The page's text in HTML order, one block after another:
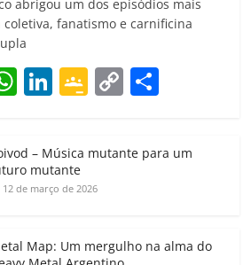
abrigou um dos episódios mais
fanatismo e carnificina
ai
W
at
s
A
p
Li
k
e
dI
G
gl
e
a
C
y
k
p
h
– Música mutante para um
mutante
12 de março de 2026
Map: Um mergulho na alma do